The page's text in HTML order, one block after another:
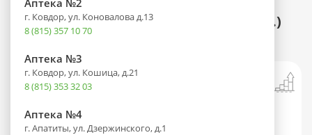
Аптека №2
г. Ковдор, ул. Коновалова д.13
8 (815) 357 10 70
Аптека №3
г. Ковдор, ул. Кошица, д.21
8 (815) 353 32 03
Аптека №4
г. Апатиты, ул. Дзержинского, д.1
Каталог Лекарственные препараты
Нафтодерил фл.(р-р- д/наруж. прим.)
1% 10мл